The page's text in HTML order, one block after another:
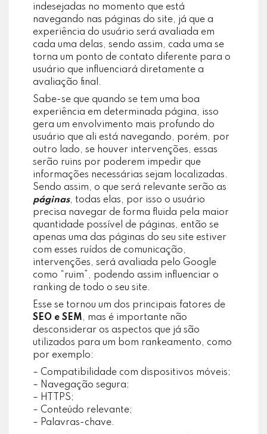
indesejadas no momento que está
navegando nas páginas do site, já que a
experiência do usuário será avaliada em
cada uma delas, sendo assim, cada uma se
torna um ponto de contato diferente para o
usuário que influenciará diretamente a
avaliação final.
Sabe-se que quando se tem uma boa
experiência em determinada página, isso
gera um envolvimento mais profundo do
usuário que ali está navegando, porém, por
outro lado, se houver intervenções, essas
serão ruins por poderem impedir que
informações necessárias sejam localizadas.
Sendo assim, o que será relevante serão as
páginas, todas elas, por isso o usuário
precisa navegar de forma fluida pela maior
quantidade possível de páginas, então se
apenas uma das páginas do seu site estiver
com esses ruídos de comunicação,
intervenções, será avaliada pelo Google
como “ruim”, podendo assim influenciar o
ranking de todo o seu site.
Esse se tornou um dos principais fatores de
SEO e SEM, mas é importante não
desconsiderar os aspectos que já são
utilizados para um bom rankeamento, como
por exemplo:
– Compatibilidade com dispositivos móveis;
– Navegação segura;
– HTTPS;
– Conteúdo relevante;
– Palavras-chave.